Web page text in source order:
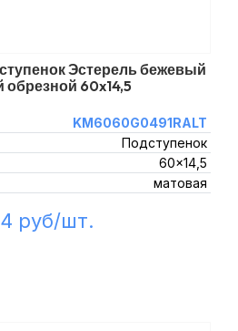
Эстерель бежевый
60x14,5
KM6060G0491RALT
Подступенок
60x14,5
матовая
руб/шт.